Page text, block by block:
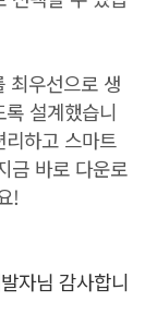
우선으로 생
설계했습니
하고 스마트
금 바로 다운로
!
자님 감사합니